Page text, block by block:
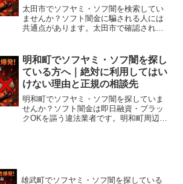
策
太田市でソフヤミ・ソフ闇を検索してい
ませんか？ソフト闇金に騙される人には
共通点があります。太田市で確認されて
市から利用できる無料相談先まで完全解
説。
明和町でソフヤミ・ソフ闇を探し
ている方へ｜絶対に利用してはい
けない理由と正規の相談先
明和町でソフヤミ・ソフ闇を探していま
せんか？ソフト闇金は即日融資・ブラッ
クOKを謳う違法業者です。明和町周辺で
雄武町でソフヤミ・ソフ闇を探している